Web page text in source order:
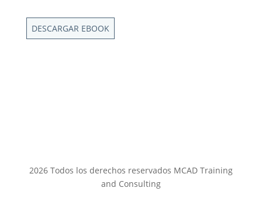
DESCARGAR EBOOK
2026 Todos los derechos reservados MCAD Training
and Consulting